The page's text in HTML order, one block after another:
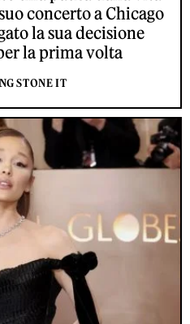
concerto a Chicago
la sua decisione
la prima volta
STONE IT